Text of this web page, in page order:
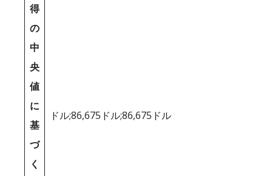
得
の
中
央
値
に
基
づ
く
ドル;86,675ドル;86,675ドル